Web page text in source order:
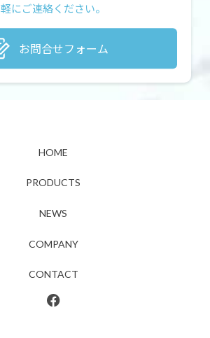
軽にご連絡ください。
お問合せフォーム
HOME
PRODUCTS
NEWS
COMPANY
CONTACT